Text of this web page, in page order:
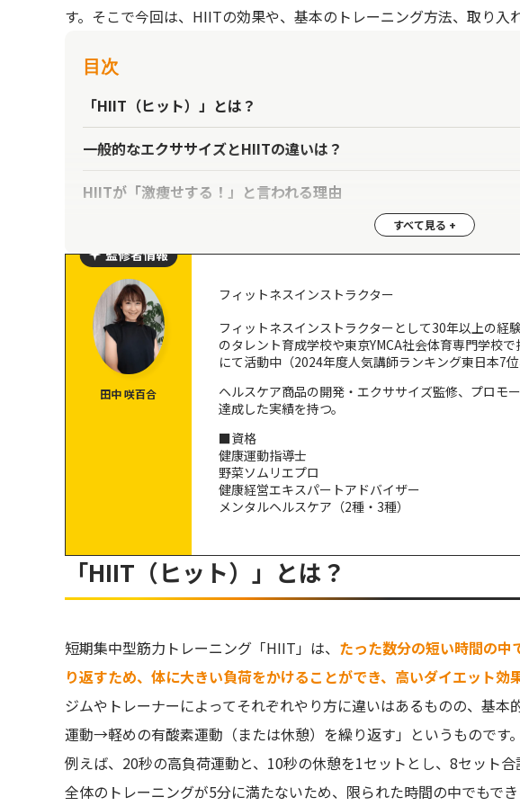
す。そこで今回は、HIITの効果や、基本のトレーニング方法、取り入
目次
「HIIT（ヒット）」とは？
一般的なエクササイズとHIITの違いは？
HIITが「激痩せする！」と言われる理由
筋肉量増加による基礎代謝向上
ミトコンドリアが増加する
持久力がつく
HIITの日常への取り入れ方
HIITを取り入れるときの注意点3つ
①空腹・満腹で行わない
③ウォーミングアップやクールダウンをする
監修者情報
田中 咲百合
フィットネスインストラクター
フィットネスインストラクターとして30年以上の経
のタレント育成学校や東京YMCA社会体育専門学校
にて活動中（2024年度人気講師ランキング東日本7位
ヘルスケア商品の開発・エクササイズ監修、プロモ
達成した実績を持つ。
■資格
健康運動指導士
野菜ソムリエプロ
健康経営エキスパートアドバイザー
メンタルヘルスケア（2種・3種）
「HIIT（ヒット）」とは？
短期集中型筋力トレーニング「HIIT」は、 たった数分の短い時間の
り返すため、体に大きい負荷をかけることができ、高いダイエット効
ジムやトレーナーによってそれぞれやり方に違いはあるものの、基本
運動→軽めの有酸素運動（または休憩）を繰り返す」というものです。
例えば、20秒の高負荷運動と、10秒の休憩を1セットとし、8セット合
全体のトレーニングが5分に満たないため、限られた時間の中でもで